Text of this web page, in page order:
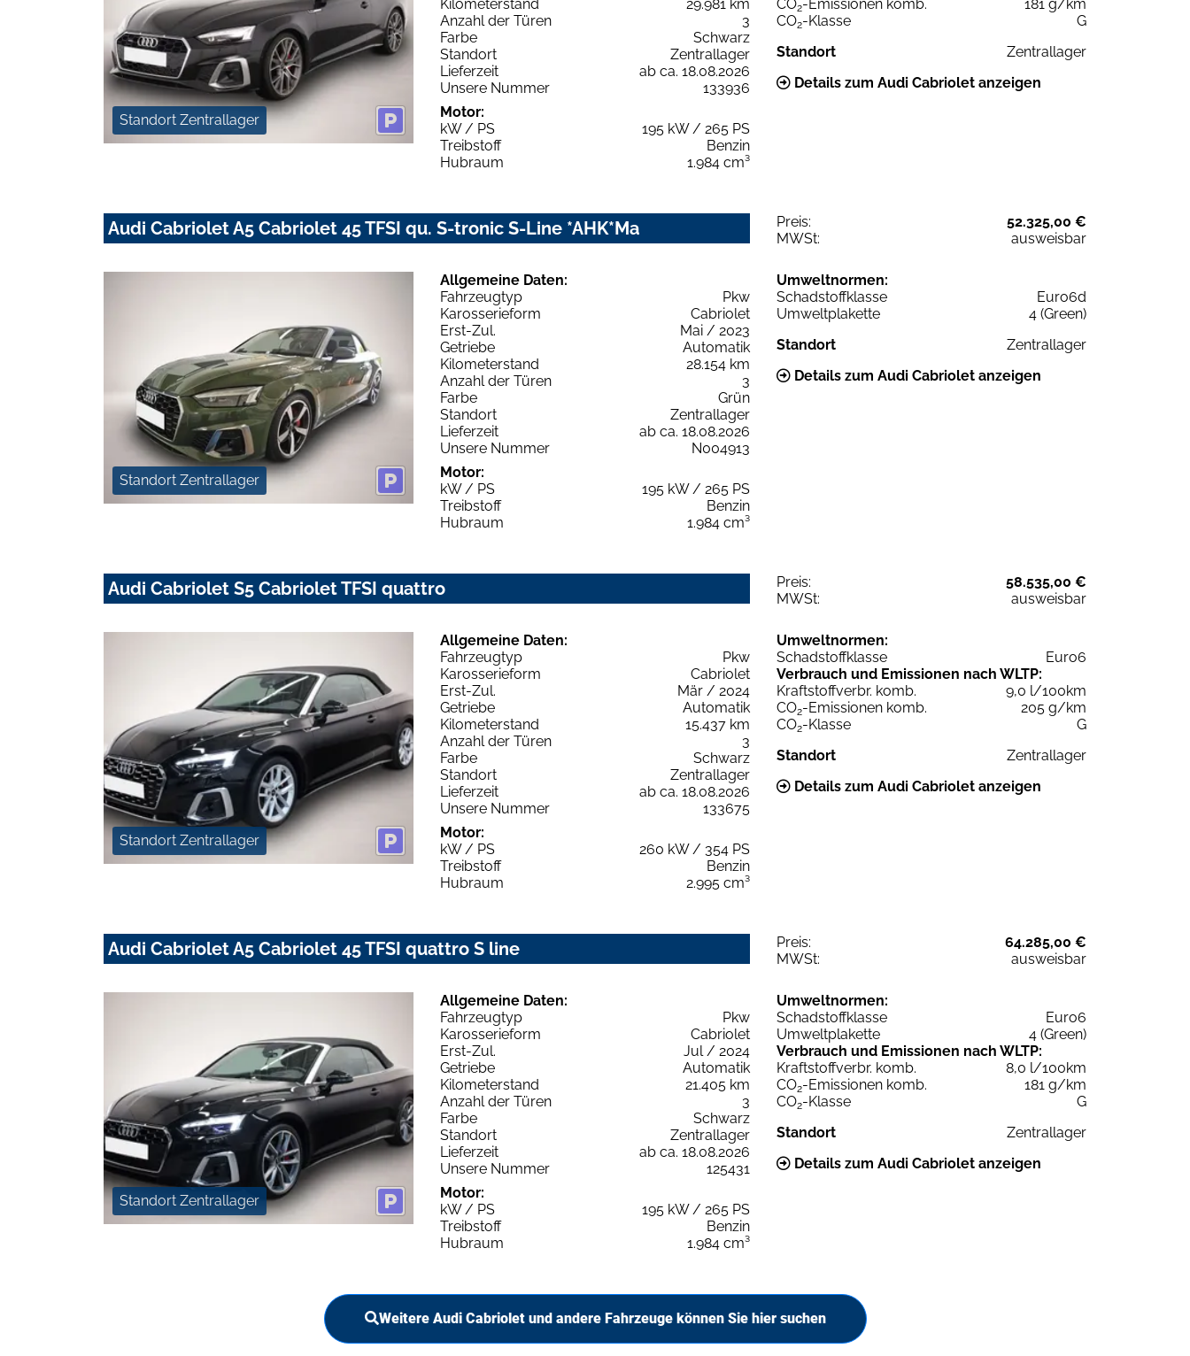
Standort Zentrallager
Kilometerstand
29.981 km
Anzahl der Türen
3
Farbe
Schwarz
Standort
Zentrallager
Lieferzeit
ab ca. 18.08.2026
Unsere Nummer
133936
Motor:
kW / PS
195 kW / 265 PS
Treibstoff
Benzin
Hubraum
1.984 cm³
CO2-Emissionen komb.
181 g/km
CO2-Klasse
G
Standort
Zentrallager
Details zum Audi Cabriolet anzeigen
Audi Cabriolet A5 Cabriolet 45 TFSI qu. S-tronic S-Line *AHK*Ma Preis:
52.325,00 €
MWSt:
ausweisbar
Standort Zentrallager
Allgemeine Daten:
Fahrzeugtyp
Pkw
Karosserieform
Cabriolet
Erst-Zul.
Mai / 2023
Getriebe
Automatik
Kilometerstand
28.154 km
Anzahl der Türen
3
Farbe
Grün
Standort
Zentrallager
Lieferzeit
ab ca. 18.08.2026
Unsere Nummer
N004913
Motor:
kW / PS
195 kW / 265 PS
Treibstoff
Benzin
Hubraum
1.984 cm³
Umweltnormen:
Schadstoffklasse
Euro6d
Umweltplakette
4 (Green)
Standort
Zentrallager
Details zum Audi Cabriolet anzeigen
Audi Cabriolet S5 Cabriolet TFSI quattro Preis:
58.535,00 €
MWSt:
ausweisbar
Standort Zentrallager
Allgemeine Daten:
Fahrzeugtyp
Pkw
Karosserieform
Cabriolet
Erst-Zul.
Mär / 2024
Getriebe
Automatik
Kilometerstand
15.437 km
Anzahl der Türen
3
Farbe
Schwarz
Standort
Zentrallager
Lieferzeit
ab ca. 18.08.2026
Unsere Nummer
133675
Motor:
kW / PS
260 kW / 354 PS
Treibstoff
Benzin
Hubraum
2.995 cm³
Umweltnormen:
Schadstoffklasse
Euro6
Verbrauch und Emissionen nach WLTP:
Kraftstoffverbr. komb.
9,0 l/100km
CO2-Emissionen komb.
205 g/km
CO2-Klasse
G
Standort
Zentrallager
Details zum Audi Cabriolet anzeigen
Audi Cabriolet A5 Cabriolet 45 TFSI quattro S line Preis:
64.285,00 €
MWSt:
ausweisbar
Standort Zentrallager
Allgemeine Daten:
Fahrzeugtyp
Pkw
Karosserieform
Cabriolet
Erst-Zul.
Jul / 2024
Getriebe
Automatik
Kilometerstand
21.405 km
Anzahl der Türen
3
Farbe
Schwarz
Standort
Zentrallager
Lieferzeit
ab ca. 18.08.2026
Unsere Nummer
125431
Motor:
kW / PS
195 kW / 265 PS
Treibstoff
Benzin
Hubraum
1.984 cm³
Umweltnormen:
Schadstoffklasse
Euro6
Umweltplakette
4 (Green)
Verbrauch und Emissionen nach WLTP:
Kraftstoffverbr. komb.
8,0 l/100km
CO2-Emissionen komb.
181 g/km
CO2-Klasse
G
Standort
Zentrallager
Details zum Audi Cabriolet anzeigen
Weitere Audi Cabriolet und andere Fahrzeuge können Sie hier suchen